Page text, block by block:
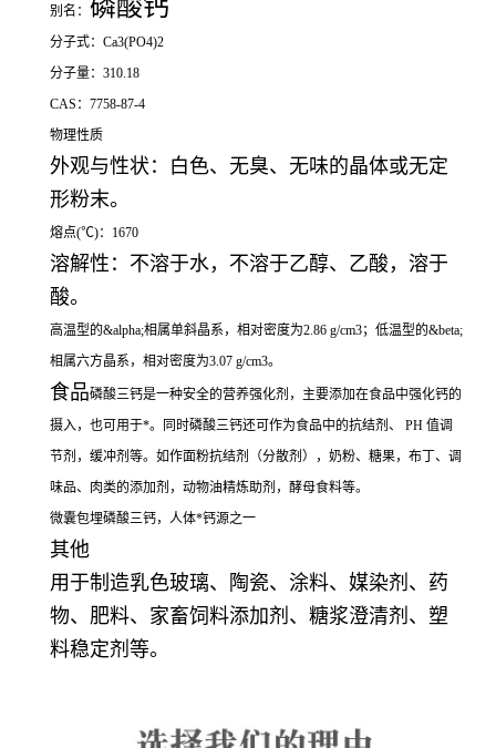
别名： 磷酸钙
分子式：Ca3(PO4)2
分子量：310.18
CAS：7758-87-4
物理性质
外观与性状：白色、无臭、无味的晶体或无定
形粉末。
熔点(℃)：1670
溶解性：不溶于水，不溶于乙醇、乙酸，溶于
酸。
高温型的&alpha;相属单斜晶系，相对密度为2.86 g/cm3；低温型的&beta;
相属六方晶系，相对密度为3.07 g/cm3。
食品磷酸三钙是一种安全的营养强化剂，主要添加在食品中强化钙的
摄入，也可用于*。同时磷酸三钙还可作为食品中的抗结剂、 PH 值调
节剂，缓冲剂等。如作面粉抗结剂（分散剂），奶粉、糖果，布丁、调
味品、肉类的添加剂，动物油精炼助剂，酵母食料等。
微囊包埋磷酸三钙，人体*钙源之一
其他
用于制造乳色玻璃、陶瓷、涂料、媒染剂、药
物、肥料、家畜饲料添加剂、糖浆澄清剂、塑
料稳定剂等。